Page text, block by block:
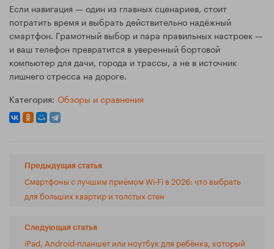
Если навигация — один из главных сценариев, стоит
потратить время и выбрать действительно надёжный
смартфон. Грамотный выбор и пара правильных настроек —
и ваш телефон превратится в уверенный бортовой
компьютер для дачи, города и трассы, а не в источник
лишнего стресса на дороге.
Категория: Обзоры и сравнения
Предыдущая статья
Смартфоны с лучшим приёмом Wi‑Fi в 2026: что выбрать
для больших квартир и толстых стен
Следующая статья
iPad, Android‑планшет или ноутбук для ребёнка, который